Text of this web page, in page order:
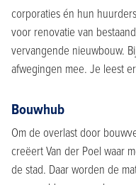
corporaties én hun
voor renovatie van
vervangende nieuwbouw.
afwegingen mee. Je leest
Bouwhub
Om de overlast door
creëert Van der Poel waar
de stad. Daar worden de